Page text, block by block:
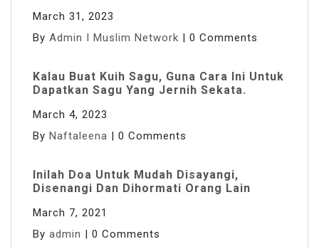
March 31, 2023
By Admin I Muslim Network 0 Comments
Kalau Buat Kuih Sagu, Guna Cara Ini Untuk
Dapatkan Sagu Yang Jernih Sekata.
March 4, 2023
By Naftaleena 0 Comments
Inilah Doa Untuk Mudah Disayangi,
Disenangi Dan Dihormati Orang Lain
March 7, 2021
By admin 0 Comments